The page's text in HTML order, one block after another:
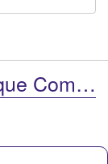
La Justicia desde un Enfoque Comparativo